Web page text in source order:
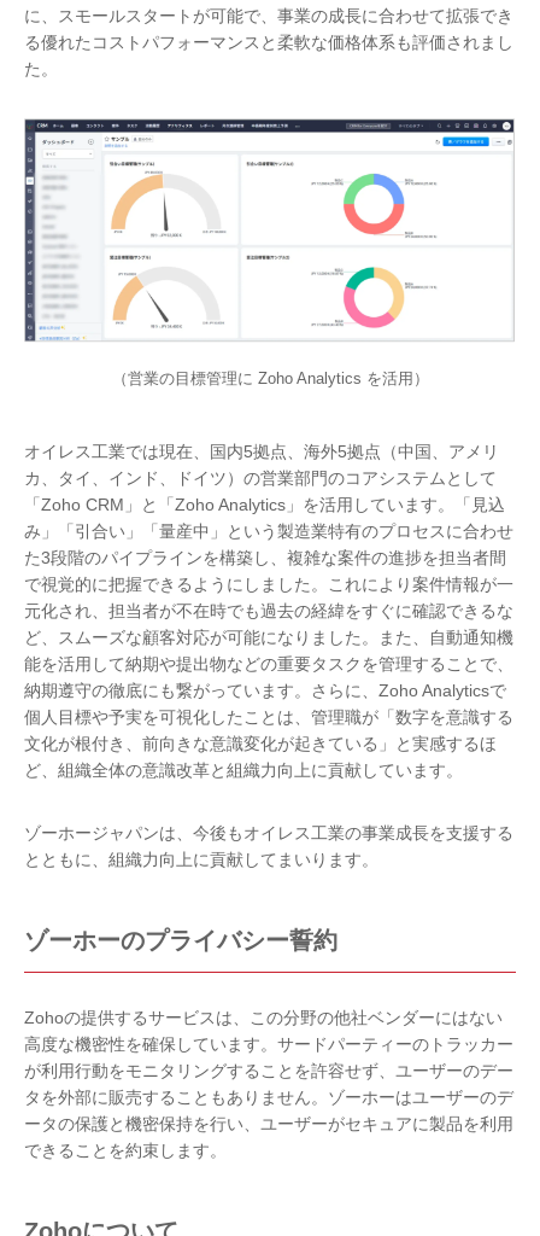
に、スモールスタートが可能で、事業の成長に合わせて拡張でき
る優れたコストパフォーマンスと柔軟な価格体系も評価されまし
た。
（営業の目標管理に Zoho Analytics を活用）
オイレス工業では現在、国内5拠点、海外5拠点（中国、アメリ
カ、タイ、インド、ドイツ）の営業部門のコアシステムとして
「Zoho CRM」と「Zoho Analytics」を活用しています。「見込
み」「引合い」「量産中」という製造業特有のプロセスに合わせ
た3段階のパイプラインを構築し、複雑な案件の進捗を担当者間
で視覚的に把握できるようにしました。これにより案件情報が一
元化され、担当者が不在時でも過去の経緯をすぐに確認できるな
ど、スムーズな顧客対応が可能になりました。また、自動通知機
能を活用して納期や提出物などの重要タスクを管理することで、
納期遵守の徹底にも繋がっています。さらに、Zoho Analyticsで
個人目標や予実を可視化したことは、管理職が「数字を意識する
文化が根付き、前向きな意識変化が起きている」と実感するほ
ど、組織全体の意識改革と組織力向上に貢献しています。
ゾーホージャパンは、今後もオイレス工業の事業成長を支援する
とともに、組織力向上に貢献してまいります。
ゾーホーのプライバシー誓約
Zohoの提供するサービスは、この分野の他社ベンダーにはない
高度な機密性を確保しています。サードパーティーのトラッカー
が利用行動をモニタリングすることを許容せず、ユーザーのデー
タを外部に販売することもありません。ゾーホーはユーザーのデ
ータの保護と機密保持を行い、ユーザーがセキュアに製品を利用
できることを約束します。